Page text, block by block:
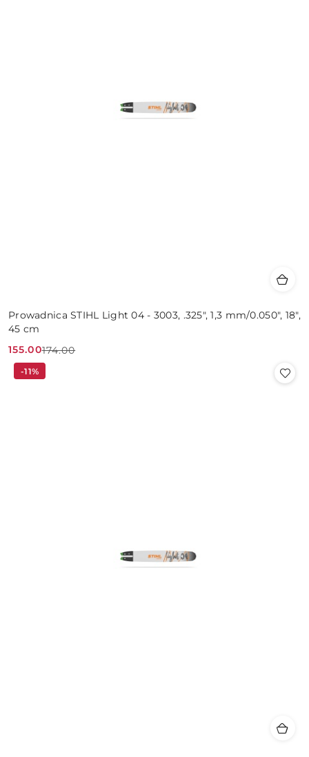
Prowadnica STIHL Light 04 - 3003, .325", 1,3 mm/0.050", 18",
45 cm
Cena
promocyjna:
155.00
Cena
przed
174.00
-11%